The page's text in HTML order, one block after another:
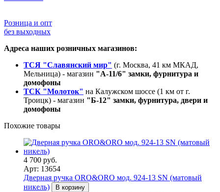
Розница и опт
без выходных
Адреса наших розничных магазинов:
ТСЯ "Славянский мир" (г. Москва, 41 км МКАД,
Мельница) - магазин "А-11/6" замки, фурнитура и
домофоны
ТСК "Молоток" на Калужском шоссе (1 км от г.
Троицк) - магазин "Б-12" замки, фурнитура, двери и
домофоны
Похожие товары
4 700 руб.
Арт: 13654
Дверная ручка ORO&ORO мод. 924-13 SN (матовый
никель)
В корзину